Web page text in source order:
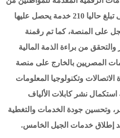
خلال منصة مصر الرقمية والتى تبلغ حاليا 210 خدمة يحصل عليها
مسجل على المنصة، كما تم رقمنة
من براءة الذمة المالية
المصريين بالخارج على منصة
وتكنولوجيا المعلومات
نشر كابلات الألياف
وتحسين جودة الخدمات والتغطية
إطلاق خدمات الجيل الخامس.